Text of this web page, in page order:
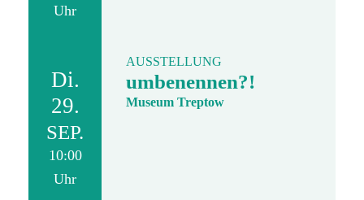
Uhr
Di.
29.
SEP.
10:00
Uhr
AUSSTELLUNG
umbenennen?!
Museum Treptow